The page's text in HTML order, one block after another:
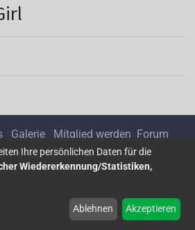
Galerie Mitglied werden Forum
Impressum Datenschutz
Ihre persönlichen Daten für die
Wiedererkennung/Statistiken,
Ablehnen Akzeptieren